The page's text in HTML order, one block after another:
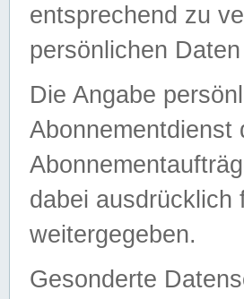
entsprechend zu
persönlichen
Die Angabe
Abonnementdienst
dabei ausdrücklich
weitergegeben.
Gesonderte